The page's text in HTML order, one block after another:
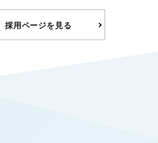
採用ページを見る